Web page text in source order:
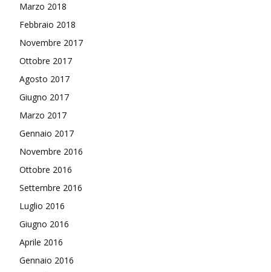
Marzo 2018
Febbraio 2018
Novembre 2017
Ottobre 2017
Agosto 2017
Giugno 2017
Marzo 2017
Gennaio 2017
Novembre 2016
Ottobre 2016
Settembre 2016
Luglio 2016
Giugno 2016
Aprile 2016
Gennaio 2016